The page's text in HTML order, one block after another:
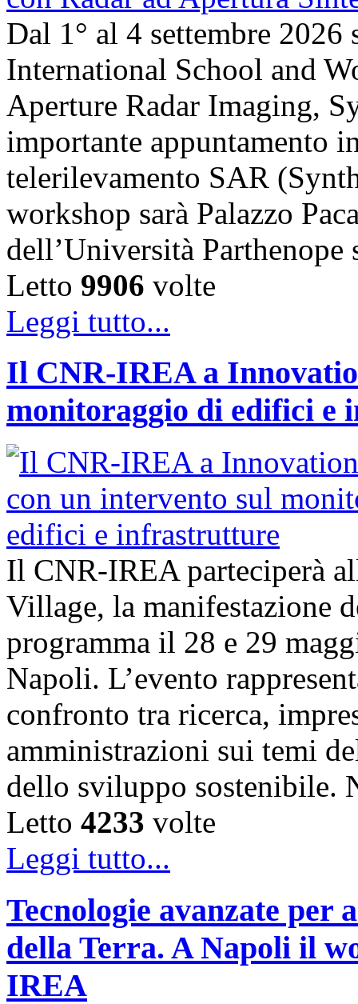
Dal 1° al 4 settembre
International School and
Aperture Radar Imaging,
importante appuntamento
telerilevamento SAR
workshop sarà Palazzo
dell’Università
Letto 9906 volte
Leggi tutto...
Il CNR-IREA a
monitoraggio di edifici e
Il CNR-IREA parteciperà
Village, la manifestazione
programma il 28 e 29
Napoli. L’evento
confronto tra ricerca,
amministrazioni sui temi
dello sviluppo sostenibile.
Letto 4233 volte
Leggi tutto...
Tecnologie avanzate per
della Terra. A Napoli il
IREA